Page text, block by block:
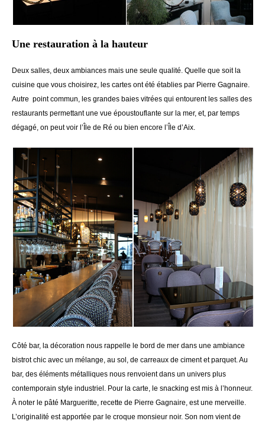
Une restauration à la hauteur
Deux salles, deux ambiances mais une seule qualité. Quelle que soit la
cuisine que vous choisirez, les cartes ont été établies par Pierre Gagnaire.
Autre point commun, les grandes baies vitrées qui entourent les salles des
restaurants permettant une vue époustouflante sur la mer, et, par temps
dégagé, on peut voir l’Île de Ré ou bien encore l’Île d’Aix.
Côté bar, la décoration nous rappelle le bord de mer dans une ambiance
bistrot chic avec un mélange, au sol, de carreaux de ciment et parquet. Au
bar, des éléments métalliques nous renvoient dans un univers plus
contemporain style industriel. Pour la carte, le snacking est mis à l’honneur.
À noter le pâté Margueritte, recette de Pierre Gagnaire, est une merveille.
L’originalité est apportée par le croque monsieur noir. Son nom vient de